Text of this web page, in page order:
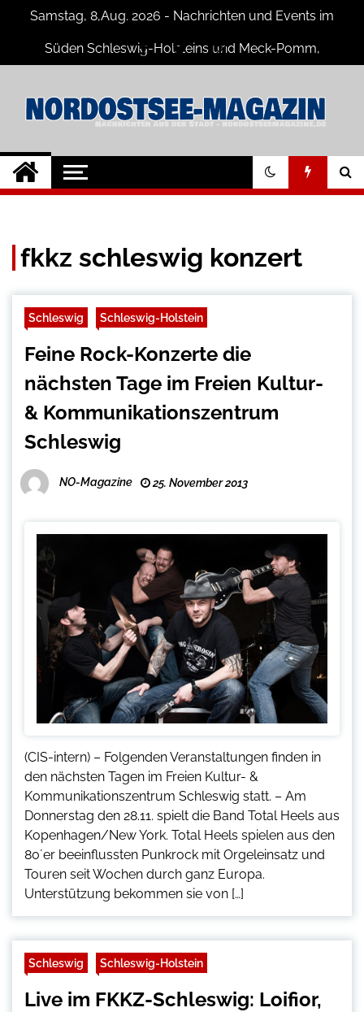
Samstag, 8,Aug. 2026 - Nachrichten und Events im
Süden Schleswig-Holsteins und Meck-Pomm,
Nord-Ostsee-
Magazine Blog
Der Blog der Nord-Ostsee Magazine
fkkz schleswig konzert
Schleswig Schleswig-Holstein
Feine Rock-Konzerte die
nächsten Tage im Freien Kultur-
& Kommunikationszentrum
Schleswig
NO-Magazine 25. November 2013
(CIS-intern) – Folgenden Veranstaltungen finden in
den nächsten Tagen im Freien Kultur- &
Kommunikationszentrum Schleswig statt. – Am
Donnerstag den 28.11. spielt die Band Total Heels aus
Kopenhagen/New York. Total Heels spielen aus den
80´er beeinflussten Punkrock mit Orgeleinsatz und
Touren seit Wochen durch ganz Europa.
Unterstützung bekommen sie von […]
Schleswig Schleswig-Holstein
Live im FKKZ-Schleswig: Loifior,